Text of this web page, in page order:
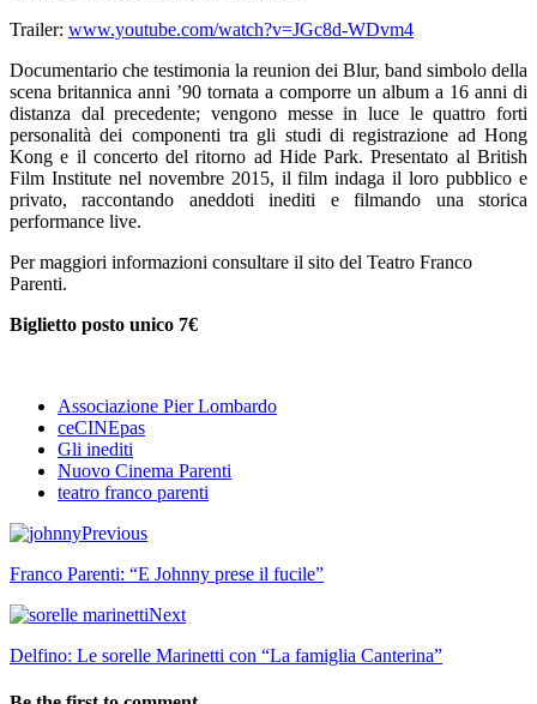
Trailer: www.youtube.com/watch?v=JGc8d-WDvm4
Documentario che testimonia la reunion dei Blur, band simbolo della
scena britannica anni ’90 tornata a comporre un album a 16 anni di
distanza dal precedente; vengono messe in luce le quattro forti
personalità dei componenti tra gli studi di registrazione ad Hong
Kong e il concerto del ritorno ad Hide Park. Presentato al British
Film Institute nel novembre 2015, il film indaga il loro pubblico e
privato, raccontando aneddoti inediti e filmando una storica
performance live.
Per maggiori informazioni consultare il sito del Teatro Franco
Parenti.
Biglietto posto unico 7€
Associazione Pier Lombardo
ceCINEpas
Gli inediti
Nuovo Cinema Parenti
teatro franco parenti
Previous
Franco Parenti: “E Johnny prese il fucile”
Next
Delfino: Le sorelle Marinetti con “La famiglia Canterina”